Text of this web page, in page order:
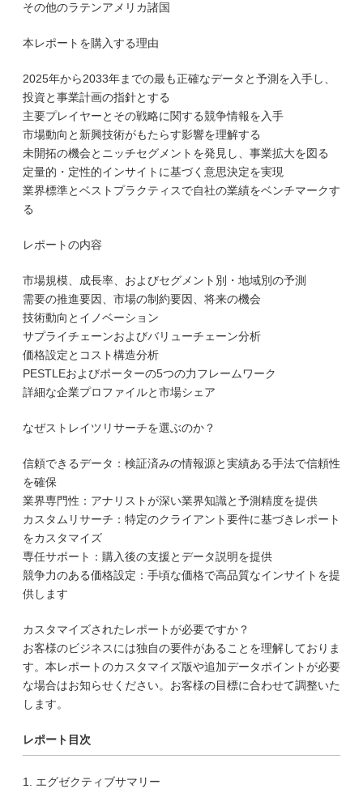
その他のラテンアメリカ諸国
本レポートを購入する理由
2025年から2033年までの最も正確なデータと予測を入手し、
投資と事業計画の指針とする
主要プレイヤーとその戦略に関する競争情報を入手
市場動向と新興技術がもたらす影響を理解する
未開拓の機会とニッチセグメントを発見し、事業拡大を図る
定量的・定性的インサイトに基づく意思決定を実現
業界標準とベストプラクティスで自社の業績をベンチマークす
る
レポートの内容
市場規模、成長率、およびセグメント別・地域別の予測
需要の推進要因、市場の制約要因、将来の機会
技術動向とイノベーション
サプライチェーンおよびバリューチェーン分析
価格設定とコスト構造分析
PESTLEおよびポーターの5つの力フレームワーク
詳細な企業プロファイルと市場シェア
なぜストレイツリサーチを選ぶのか？
信頼できるデータ：検証済みの情報源と実績ある手法で信頼性
を確保
業界専門性：アナリストが深い業界知識と予測精度を提供
カスタムリサーチ：特定のクライアント要件に基づきレポート
をカスタマイズ
専任サポート：購入後の支援とデータ説明を提供
競争力のある価格設定：手頃な価格で高品質なインサイトを提
供します
カスタマイズされたレポートが必要ですか？
お客様のビジネスには独自の要件があることを理解しておりま
す。本レポートのカスタマイズ版や追加データポイントが必要
な場合はお知らせください。お客様の目標に合わせて調整いた
します。
レポート目次
1. エグゼクティブサマリー